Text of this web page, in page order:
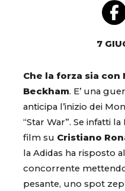
7
Che la forza sia con
Beckham. E’ una
anticipa l’inizio dei
“Star War”. Se infatti
film su Cristiano
la Adidas ha risposto
concorrente
pesante, uno spot